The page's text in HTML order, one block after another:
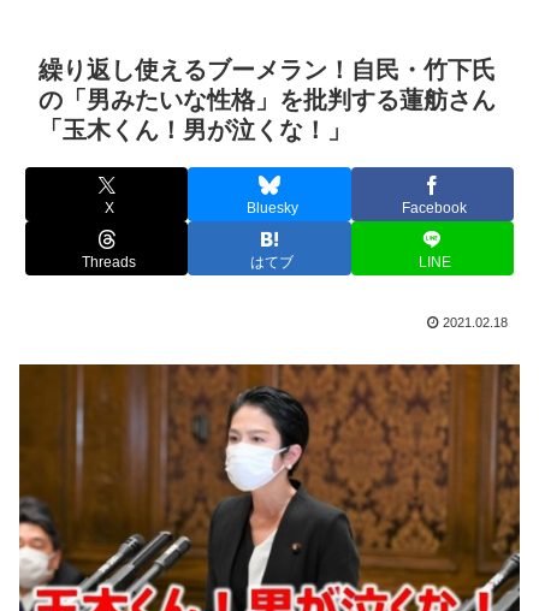
繰り返し使えるブーメラン！自民・竹下氏
の「男みたいな性格」を批判する蓮舫さん
「玉木くん！男が泣くな！」
X Bluesky Facebook
Threads はてブ LINE
2021.02.18